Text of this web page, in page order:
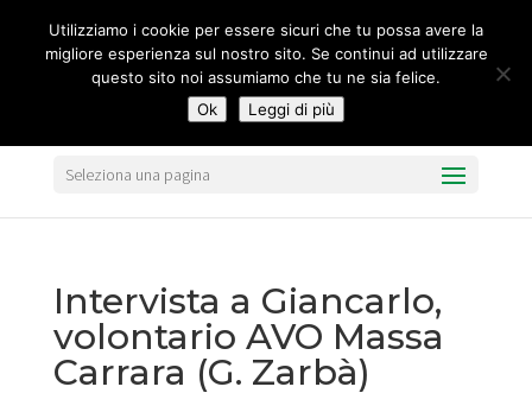
Seleziona una pagina
Intervista a Giancarlo,
volontario AVO Massa
Carrara (G. Zarbà)
Utilizziamo i cookie per essere sicuri che tu possa avere la
migliore esperienza sul nostro sito. Se continui ad utilizzare
questo sito noi assumiamo che tu ne sia felice.
Ok
Leggi di più